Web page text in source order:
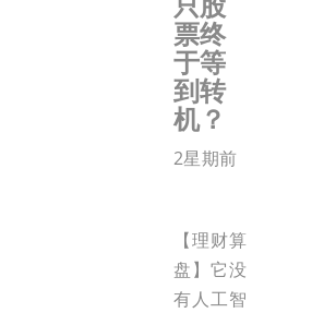
票终
于等
到转
机？
2星期前
【理财算
盘】它没
有人工智